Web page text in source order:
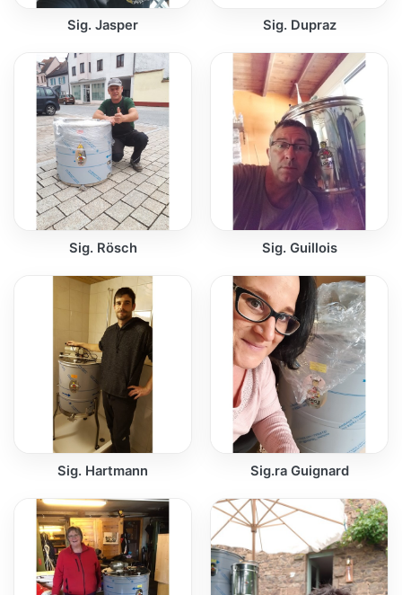
Sig. Jasper Sig. Dupraz
Sig. Rösch Sig. Guillois
Sig. Hartmann Sig.ra Guignard